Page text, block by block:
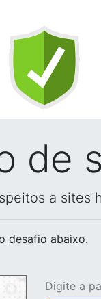
de
a sites
desafio abaixo.
Digite a